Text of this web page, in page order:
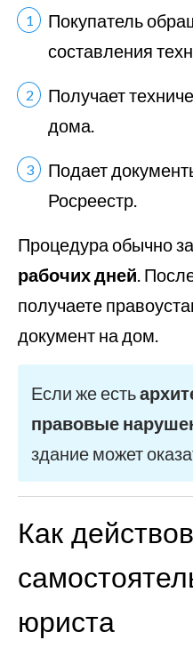
Покупатель
составления
Получает
дома.
Подает
Росреестр.
Процедура обычно
рабочих дней.
получаете
документ на дом.
Если же есть
правовые
здание может
Как
юриста